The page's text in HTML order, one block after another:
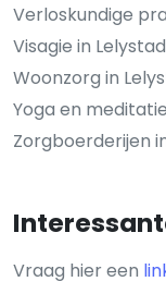
Verloskundige
Visagie in Lelystad
Woonzorg in
Yoga en
Zorgboerderijen
Vraag hier een